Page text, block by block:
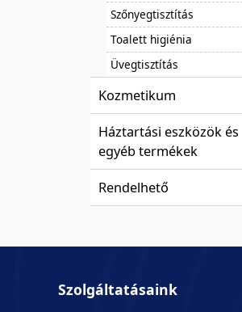
Szőnyegtisztítás
Toalett higiénia
Üvegtisztítás
Kozmetikum
Háztartási eszközök és
egyéb termékek
Rendelhető
Szolgáltatásaink